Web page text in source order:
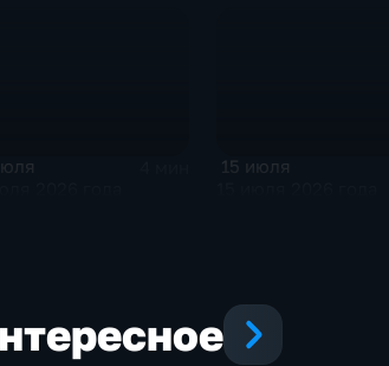
15 июля